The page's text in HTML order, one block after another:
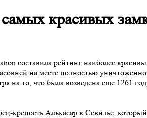
красивых
составила рейтинг наиболее
на месте полностью
на то, что была возведена еще 1261
крепость Алькасар в Севилье,